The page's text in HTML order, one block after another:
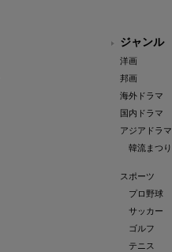
ジャンル
洋画
邦画
海外ドラマ
国内ドラマ
アジアドラマ
韓流まつり
スポーツ
プロ野球
サッカー
ゴルフ
テニス